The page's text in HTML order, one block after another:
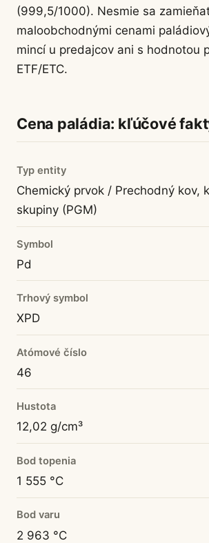
(999,5/1000). Nesmie sa
maloobchodnými cenami
mincí u predajcov ani s hodnotou
ETF/ETC.
Cena paládia: kľúčové
Typ entity
Chemický prvok / Prechodný kov,
skupiny (PGM)
Symbol
Pd
Trhový symbol
XPD
Atómové číslo
46
Hustota
12,02 g/cm³
Bod topenia
1 555 °C
Bod varu
2 963 °C